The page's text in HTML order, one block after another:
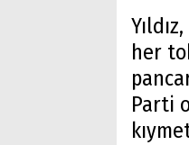
her
Parti